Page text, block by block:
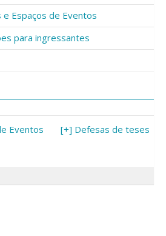
e Espaços de Eventos
para ingressantes
Eventos [+] Defesas de teses